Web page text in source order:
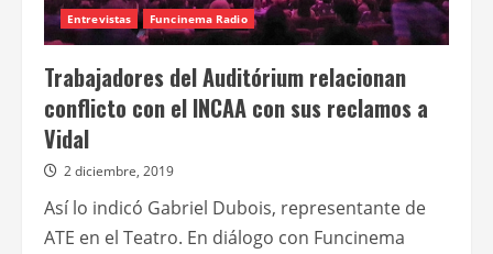
Entrevistas Funcinema Radio
Trabajadores del Auditórium relacionan
conflicto con el INCAA con sus reclamos a
Vidal
2 diciembre, 2019
Así lo indicó Gabriel Dubois, representante de
ATE en el Teatro. En diálogo con Funcinema